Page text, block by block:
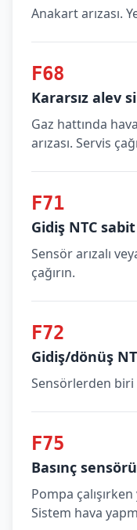
Anakart arızası.
F68
Kararsız alev
Gaz hattında
arızası. Servis
F71
Gidiş NTC
Sensör arızalı
çağırın.
F72
Gidiş/dönüş
Sensörlerden biri
F75
Basınç
Pompa
Sistem hava